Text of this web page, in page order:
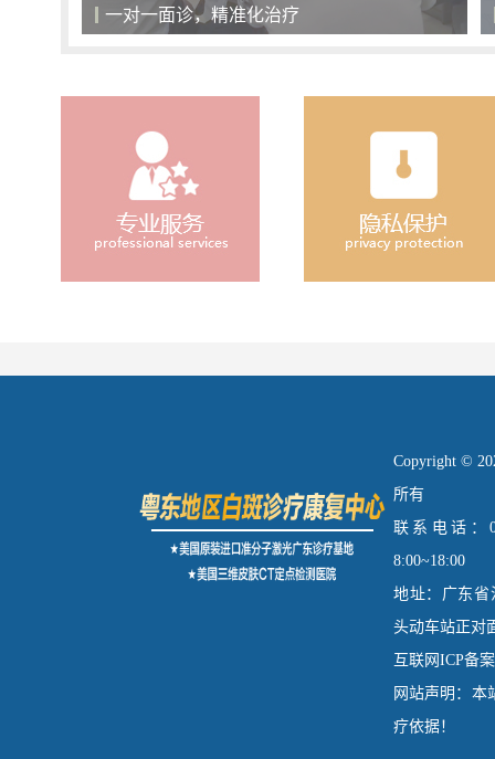
一对一面诊，精准化治疗
Copyright ©
所有
联系电话：
8:00~18:00
地址：广东省
头动车站正对
互联网ICP备
网站声明：本
疗依据！